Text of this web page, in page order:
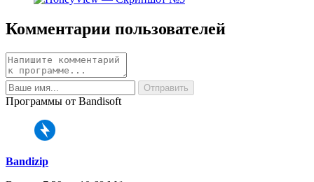
Комментарии пользователей
Программы от Bandisoft
Bandizip